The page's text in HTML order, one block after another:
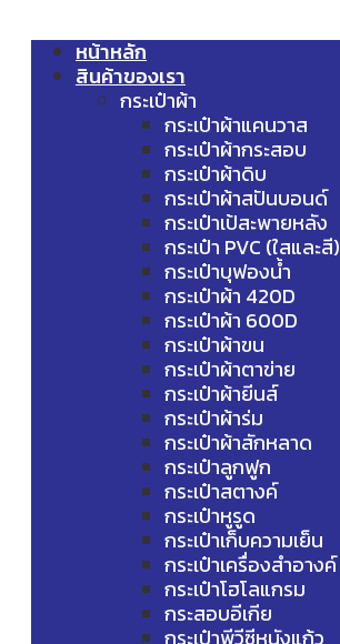
หน้าหลัก
สินค้าของเรา
กระเป๋าผ้า
กระเป๋าผ้าแคนวาส
กระเป๋าผ้ากระสอบ
กระเป๋าผ้าดิบ
กระเป๋าผ้าสปันบอนด์
กระเป๋าเป้สะพายหลัง
กระเป๋า PVC (ใสและสี)
กระเป๋าบุฟองน้ำ
กระเป๋าผ้า 420D
กระเป๋าผ้า 600D
กระเป๋าผ้าขน
กระเป๋าผ้าตาข่าย
กระเป๋าผ้ายีนส์
กระเป๋าผ้าร่ม
กระเป๋าผ้าสักหลาด
กระเป๋าลูกฟูก
กระเป๋าสตางค์
กระเป๋าหูรูด
กระเป๋าเก็บความเย็น
กระเป๋าเครื่องสำอางค์
กระเป๋าโฮโลแกรม
กระสอบอีเกีย
กระเป๋าพีวีซีหนังแก้ว